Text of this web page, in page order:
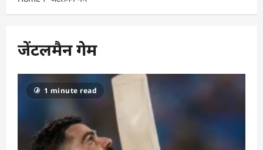
जेंटलमैन गेम
1 minute read